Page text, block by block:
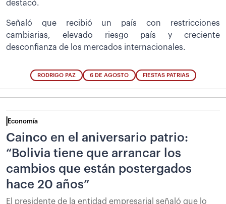
destacó.
Señaló que recibió un país con restricciones
cambiarias, elevado riesgo país y creciente
desconfianza de los mercados internacionales.
RODRIGO PAZ 6 DE AGOSTO FIESTAS PATRIAS
Economía
Cainco en el aniversario patrio:
“Bolivia tiene que arrancar los
cambios que están postergados
hace 20 años”
El presidente de la entidad empresarial señaló que lo